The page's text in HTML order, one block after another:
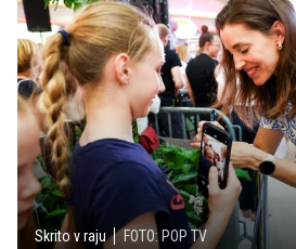
Skrito v raju FOTO: POP TV